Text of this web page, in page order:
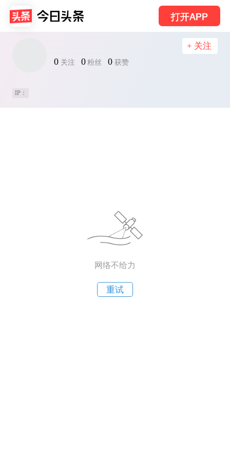
打开APP
0 关注 0 粉丝 0 获赞
+ 关注
IP：
网络不给力
重试